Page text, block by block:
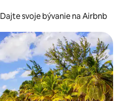
Dajte svoje bývanie na Airbnb